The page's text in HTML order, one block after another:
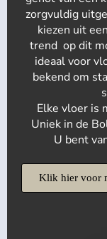
zorgvuldig
kiezen uit
trend op dit
ideaal voor
bekend om
Elke vloer is
Uniek in de
U bent
Klik hier voor